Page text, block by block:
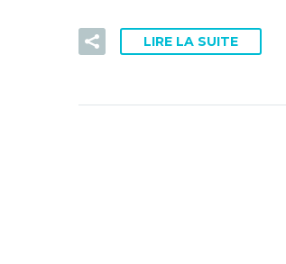
LIRE LA SUITE